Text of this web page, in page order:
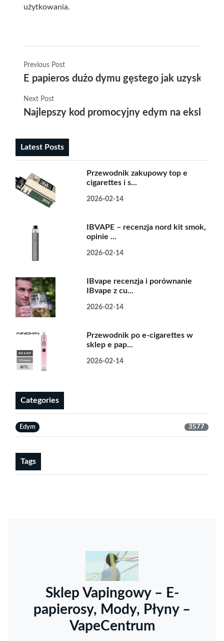
użytkowania.
Previous Post
E papieros dużo dymu gęstego jak uzyskać
Next Post
Najlepszy kod promocyjny edym na
Latest Posts
Przewodnik zakupowy top e
cigarettes i s...
2026-02-14
IBVAPE – recenzja nord kit smok,
opinie ...
2026-02-14
IBvape recenzja i porównanie
IBvape z cu...
2026-02-14
Przewodnik po e-cigarettes w
sklep e pap...
2026-02-14
Categories
Edym 3577
Tags
Sklep Vapingowy – E-
papierosy, Mody, Płyny –
VapeCentrum